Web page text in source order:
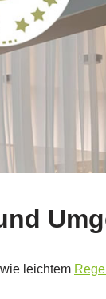
leichtem